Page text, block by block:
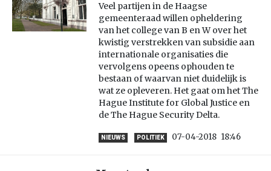
Veel partijen in de Haagse
gemeenteraad willen opheldering
van het college van B en W over het
kwistig verstrekken van subsidie aan
internationale organisaties die
vervolgens opeens ophouden te
bestaan of waarvan niet duidelijk is
wat ze opleveren. Het gaat om het The
Hague Institute for Global Justice en
de The Hague Security Delta.
NIEUWS POLITIEK 07-04-2018 18:46